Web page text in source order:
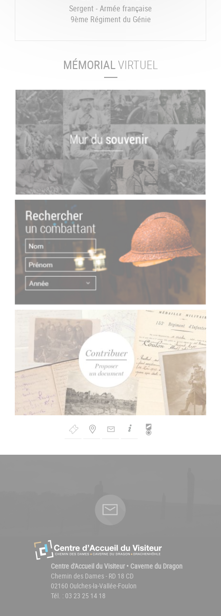
Sergent - Armée française
9ème Régiment du Génie
MÉMORIALVIRTUEL
de
Centre d'Accueil du Visiteur • Caverne du Dragon
Chemin des Dames - RD 18 CD
02160 Oulches-la-Vallée-Foulon
Tél. : 03 23 25 14 18